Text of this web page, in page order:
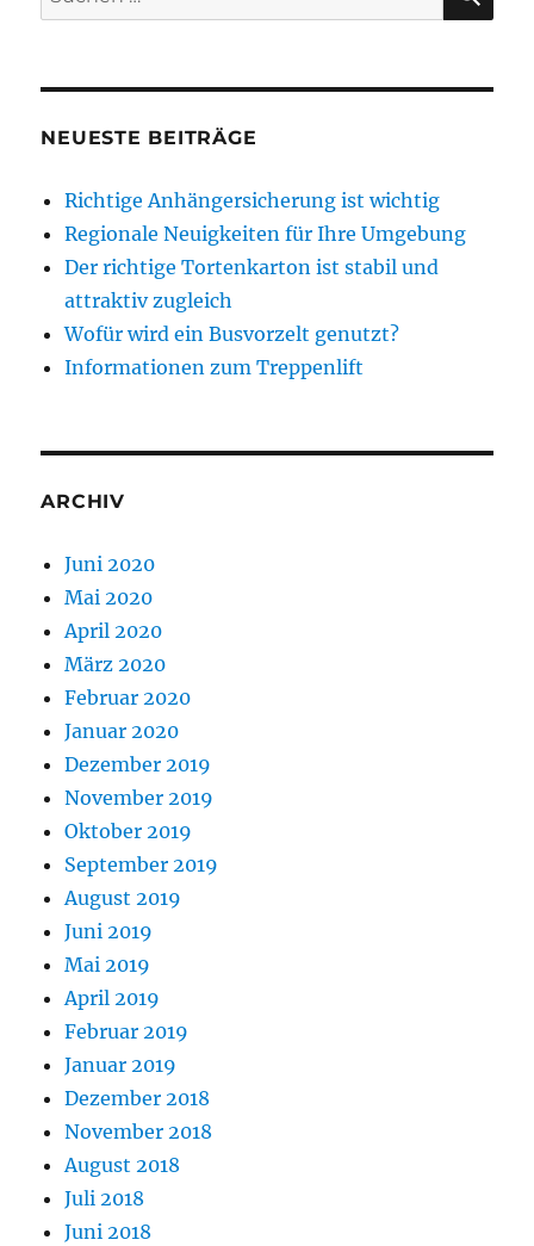
nach:
NEUESTE BEITRÄGE
Richtige Anhängersicherung ist wichtig
Regionale Neuigkeiten für Ihre Umgebung
Der richtige Tortenkarton ist stabil und
attraktiv zugleich
Wofür wird ein Busvorzelt genutzt?
Informationen zum Treppenlift
ARCHIV
Juni 2020
Mai 2020
April 2020
März 2020
Februar 2020
Januar 2020
Dezember 2019
November 2019
Oktober 2019
September 2019
August 2019
Juni 2019
Mai 2019
April 2019
Februar 2019
Januar 2019
Dezember 2018
November 2018
August 2018
Juli 2018
Juni 2018